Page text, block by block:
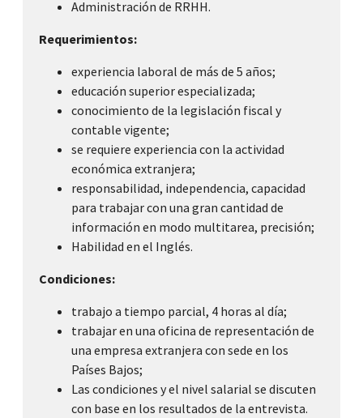
Administración de RRHH.
Requerimientos:
experiencia laboral de más de 5 años;
educación superior especializada;
conocimiento de la legislación fiscal y
contable vigente;
se requiere experiencia con la actividad
económica extranjera;
responsabilidad, independencia, capacidad
para trabajar con una gran cantidad de
información en modo multitarea, precisión;
Habilidad en el Inglés.
Condiciones:
trabajo a tiempo parcial, 4 horas al día;
trabajar en una oficina de representación de
una empresa extranjera con sede en los
Países Bajos;
Las condiciones y el nivel salarial se discuten
con base en los resultados de la entrevista.